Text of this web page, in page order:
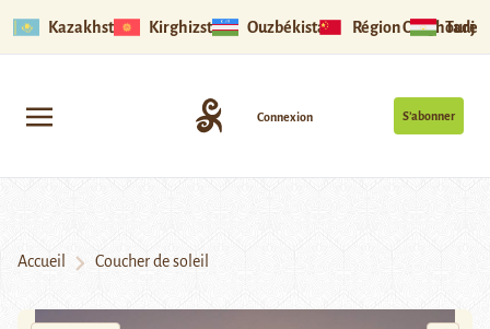
Kazakhstan Kirghizstan Ouzbékistan Région Ouïghoure
S’abonner
Connexion
Accueil Coucher de soleil